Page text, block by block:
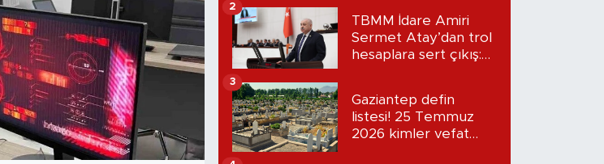
TBMM İdare Amiri
Sermet Atay’dan trol
hesaplara sert çıkış:
2
Gaziantep defin
listesi! 25 Temmuz
2026 kimler vefat
3